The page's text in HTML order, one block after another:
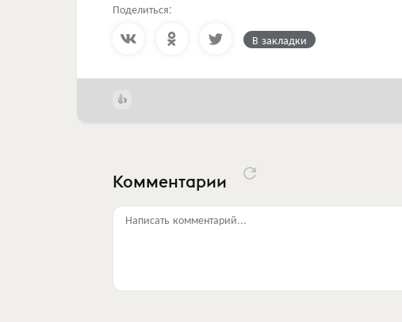
Поделиться:
В закладки
Комментарии
Написать комментарий...